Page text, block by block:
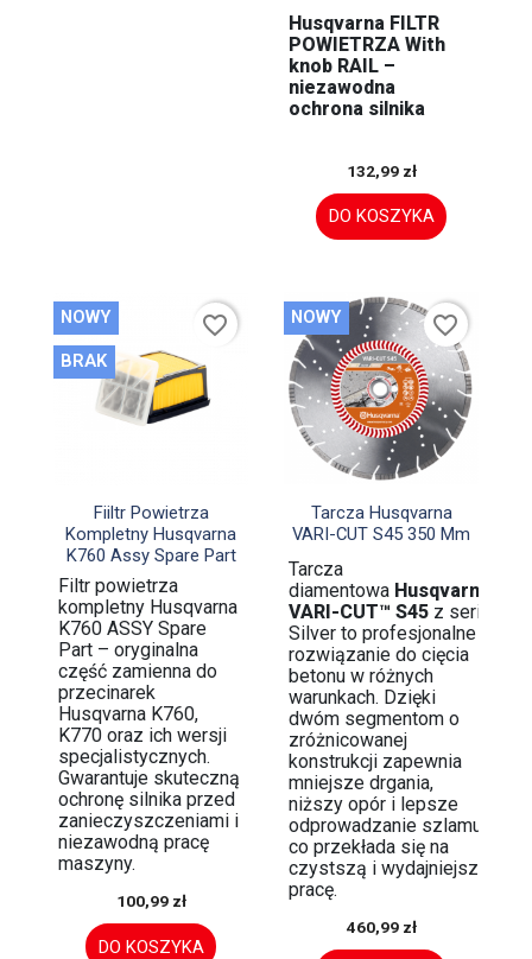
Husqvarna FILTR
POWIETRZA With
knob RAIL –
niezawodna
ochrona silnika
132,99 zł
DO KOSZYKA
Szybki podgląd
Fiiltr Powietrza
Kompletny Husqvarna
K760 Assy Spare Part
Filtr powietrza
kompletny Husqvarna
K760 ASSY Spare
Part – oryginalna
część zamienna do
przecinarek
Husqvarna K760,
K770 oraz ich wersji
specjalistycznych.
Gwarantuje skuteczną
ochronę silnika przed
zanieczyszczeniami i
niezawodną pracę
maszyny.
100,99 zł
DO KOSZYKA
NOWY
BRAK
favorite_border
Szybki podgląd
Tarcza Husqvarna
VARI-CUT S45 350 Mm
Tarcza
diamentowa Husqvarna
VARI-CUT™ S45z serii
Silver to profesjonalne
rozwiązanie do cięcia
betonu w różnych
warunkach. Dzięki
dwóm segmentom o
zróżnicowanej
konstrukcji zapewnia
mniejsze drgania,
niższy opór i lepsze
odprowadzanie szlamu,
co przekłada się na
czystszą i wydajniejszą
pracę.
460,99 zł
NOWY favorite_border